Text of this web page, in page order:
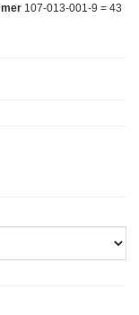
107-013-001-9 = 43